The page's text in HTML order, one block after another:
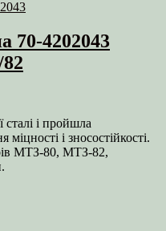
70-4202043
сталі і пройшла
і зносостійкості.
МТЗ-80, МТЗ-82,